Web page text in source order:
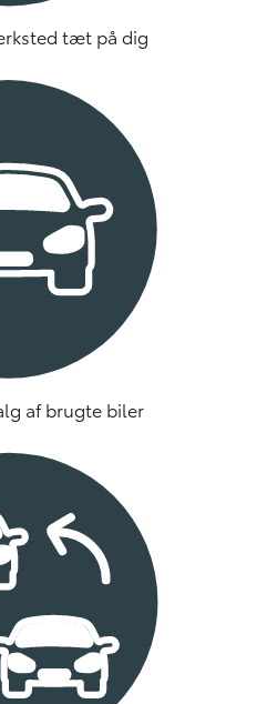
tæt på dig
af brugte biler